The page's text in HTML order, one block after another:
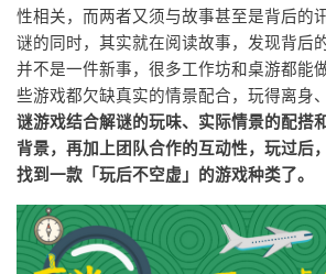
性相关，而两者又须与故事甚至是背后的
谜的同时，其实就在阅读故事，发现背后
并不是一件新事，很多工作坊和桌游都能
些游戏都欠缺真实的情景配合，玩得离身
谜游戏结合解谜的玩味、实际情景的配搭
背景，再加上团队合作的互动性，玩过后
找到一款「玩后不空虚」的游戏种类了。